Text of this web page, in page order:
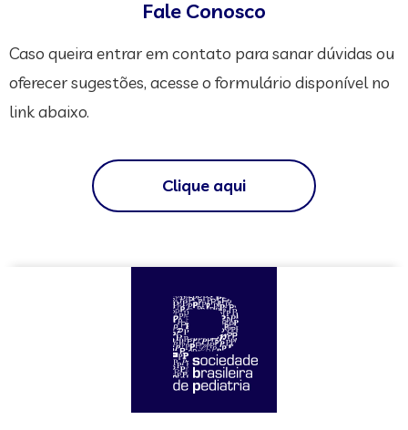
Fale Conosco
Caso queira entrar em contato para sanar dúvidas ou
oferecer sugestões, acesse o formulário disponível no
link abaixo.
Clique aqui